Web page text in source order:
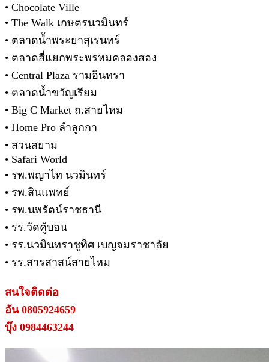
• Chocolate Ville
• The Walk เกษตรนวมินทร์
• ตลาดน้ำพระยาสุเรนทร์
• ตลาดสี่แยกพระพรหมคลองสอง
• Central Plaza รามอินทรา
• ตลาดน้ำขวัญเรียม
• Big C Market ถ.สายไหม
• Home Pro ลำลูกกา
• สวนสยาม
• Safari World
• รพ.พญาไท นวมินทร์
• รพ.สินแพทย์
• รพ.นพรัตน์ราชธานี
• รร.วัดคู้บอน
• รร.นวมินทราชูทิศ เบญจมราชาลัย
• รร.สารสาสน์สายไหม
สนใจติดต่อ
อัน 0805924659
บุ๊ง 0984463244